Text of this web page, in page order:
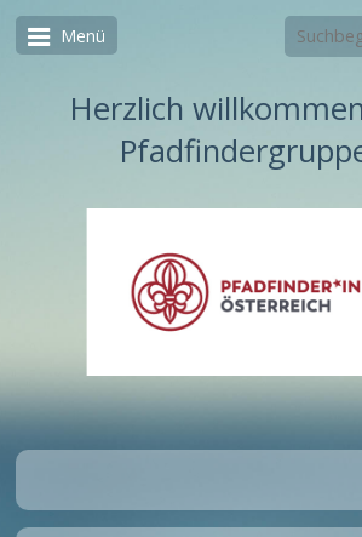
Menü
Herzlich